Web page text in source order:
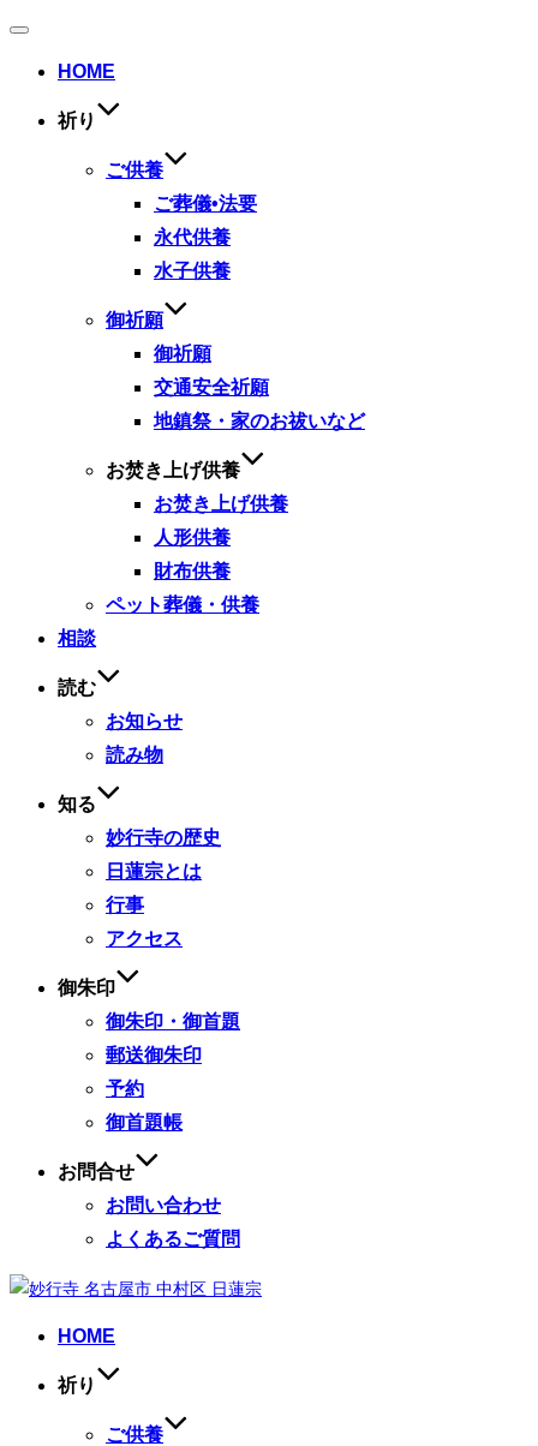
ナ
HOME
祈り
ご供養
ご葬儀•法要
永代供養
水子供養
御祈願
御祈願
交通安全祈願
地鎮祭・家のお祓いなど
お焚き上げ供養
お焚き上げ供養
人形供養
財布供養
ペット葬儀・供養
相談
読む
お知らせ
読み物
知る
妙行寺の歴史
日蓮宗とは
行事
アクセス
御朱印
御朱印・御首題
郵送御朱印
予約
御首題帳
お問合せ
お問い合わせ
よくあるご質問
コ
HOME
祈り
ご供養